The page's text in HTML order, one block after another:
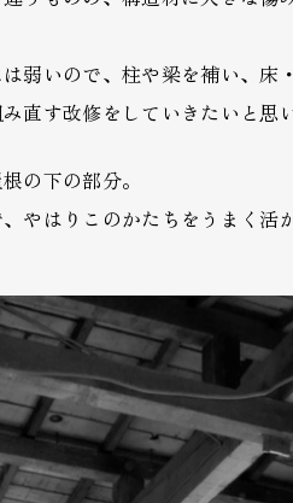
弱いので、柱や梁を補い、床
直す改修をしていきたいと思
の下の部分。
やはりこのかたちをうまく活